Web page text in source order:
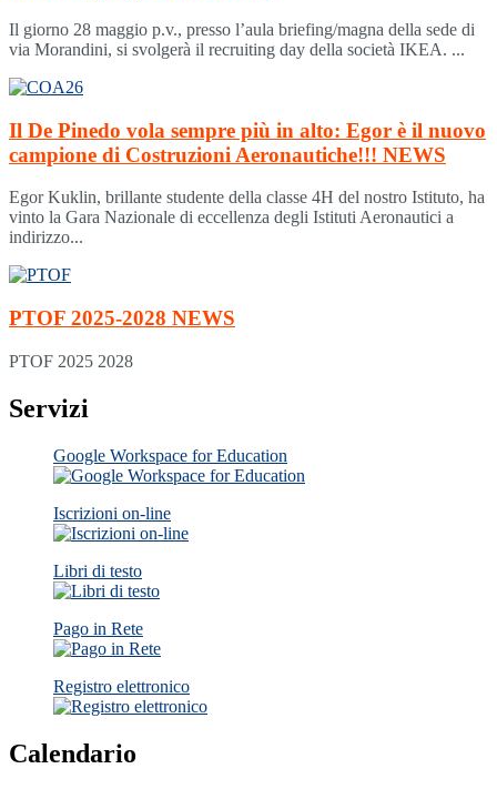
Il giorno 28 maggio p.v., presso l’aula briefing/magna della sede di
via Morandini, si svolgerà il recruiting day della società IKEA. ...
Il De Pinedo vola sempre più in alto: Egor è il nuovo
campione di Costruzioni Aeronautiche!!! NEWS
Egor Kuklin, brillante studente della classe 4H del nostro Istituto, ha
vinto la Gara Nazionale di eccellenza degli Istituti Aeronautici a
indirizzo...
PTOF 2025-2028 NEWS
PTOF 2025 2028
Servizi
Google Workspace for Education
Iscrizioni on-line
Libri di testo
Pago in Rete
Registro elettronico
Calendario